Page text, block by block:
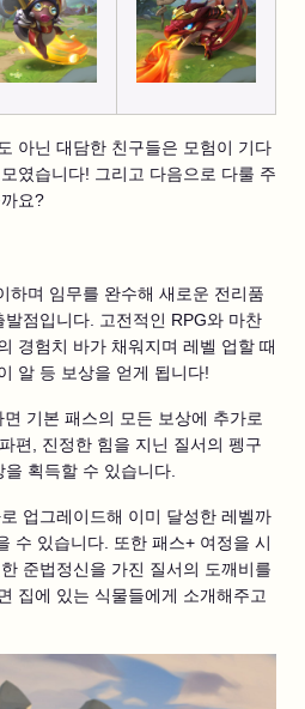
아닌 대담한 친구들은 모험이 기다
였습니다! 그리고 다음으로 다룰 주
요?
하며 임무를 완수해 새로운 전리품
점입니다. 고전적인 RPG와 마찬
경험치 바가 채워지며 레벨 업할 때
알 등 보상을 얻게 됩니다!
기본 패스의 모든 보상에 추가로
편, 진정한 힘을 지닌 질서의 펭구
획득할 수 있습니다.
업그레이드해 이미 달성한 레벨까
수 있습니다. 또한 패스+ 여정을 시
준법정신을 가진 질서의 도깨비를
집에 있는 식물들에게 소개해주고